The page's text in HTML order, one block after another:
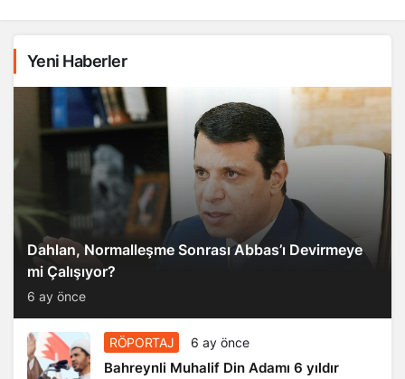
Yeni Haberler
Dahlan, Normalleşme Sonrası Abbas’ı Devirmeye
mi Çalışıyor?
6 ay önce
RÖPORTAJ 6 ay önce
Bahreynli Muhalif Din Adamı 6 yıldır